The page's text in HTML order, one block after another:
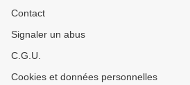
Contact
Signaler un abus
C.G.U.
Cookies et données personnelles